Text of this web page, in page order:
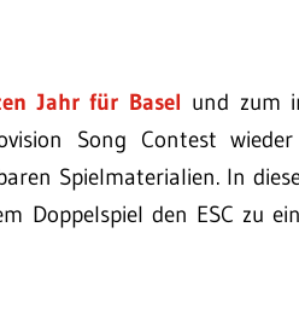
Jahr für Basel und zum
Song Contest
Spielmaterialien. In
Doppelspiel den ESC zu